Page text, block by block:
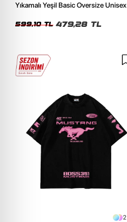
Yıkamalı Yeşil Basic Oversize Unisex
599,10 TL 479,28 TL
2